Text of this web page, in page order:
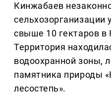
Кинжабаев
свыше 10 гектаров
Территория
водоохранной зоны,
памятника природы
лесостепь».